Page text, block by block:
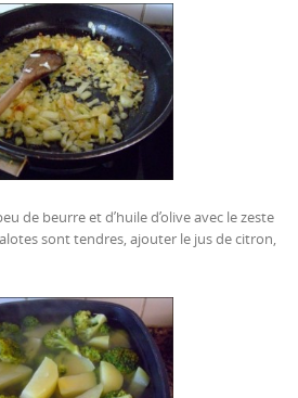
de beurre et d’huile d’olive avec le zeste
sont tendres, ajouter le jus de citron,